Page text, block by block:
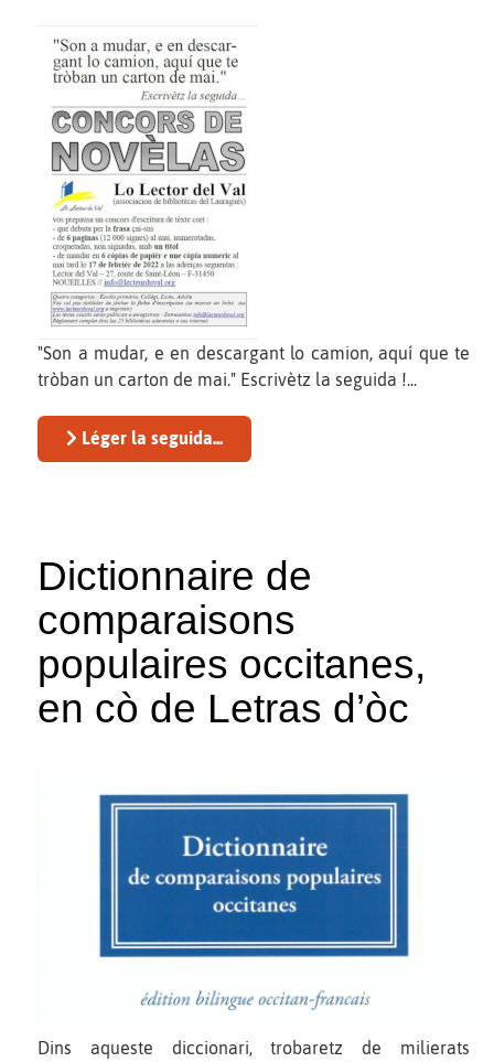
"Son a mudar, e en descargant lo camion, aquí que te
tròban un carton de mai." Escrivètz la seguida !...
Léger la seguida...
Dictionnaire de
comparaisons
populaires occitanes,
en cò de Letras d’òc
Dins aqueste diccionari, trobaretz de milierats